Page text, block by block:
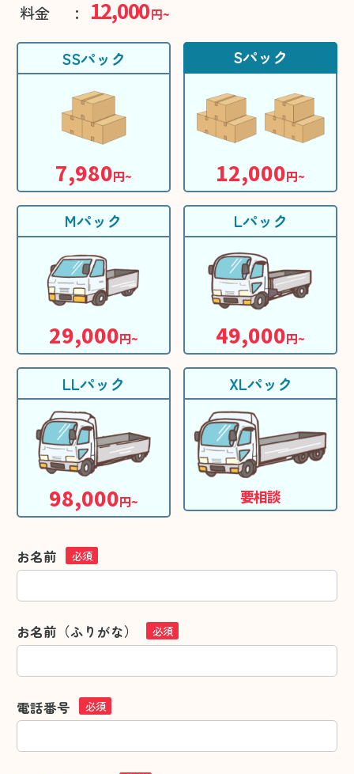
料金
: 12,000円~
SSパック
7,980円~
Sパック
12,000円~
Mパック
29,000円~
Lパック
49,000円~
LLパック
98,000円~
XLパック
要相談
お名前 必須
お名前（ふりがな） 必須
電話番号 必須